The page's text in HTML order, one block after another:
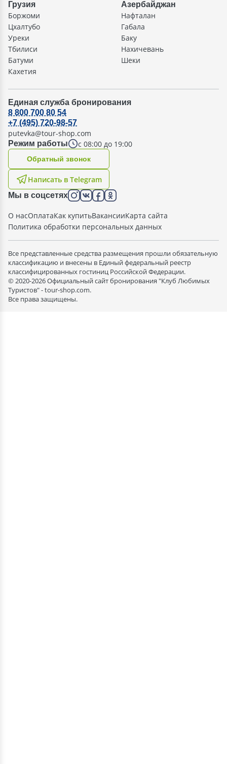
Грузия
Боржоми
Цхалтубо
Уреки
Тбилиси
Батуми
Кахетия
Азербайджан
Нафталан
Габала
Баку
Нахичевань
Шеки
Единая служба бронирования
Режим работы с 08:00 до 19:00
8 800 700 80 54
+7 (495) 720-98-57
putevka@tour-shop.com
Написать в Telegram
Oбратный звонок
Мы в соцсетях
О насОплатаКак купитьВакансииКарта сайта
Политика обработки персональных данных
Все представленные средства размещения прошли обязательную
классификацию и внесены в Единый федеральный реестр
классифицированных гостиниц Российской Федерации.
© 2020-2026 Официальный сайт бронирования "Клуб Любимых
Туристов" - tour-shop.com.
Все права защищены.